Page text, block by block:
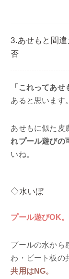
3.あせもと間
否
「これってあせ
あると思います。
あせもに似た皮
れプール遊びの
いね。
◇水いぼ
プール遊びOK。
プールの水から
わ・ビート板の
共用はNG。